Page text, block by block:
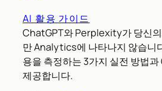
AI 활용 가이드
ChatGPT와 Perplexity가 당신
만 Analytics에 나타나지 않습니
용을 측정하는 3가지 실전 방법
제공합니다.